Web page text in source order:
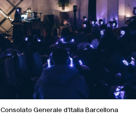
Consolato Generale d’Italia Barcellona